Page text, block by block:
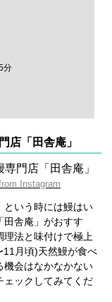
分
店「田舎庵」
Instagram
という時には鰻はい
田舎庵」がおすす
法と味付けで極上
月頃)天然鰻が食べ
機会はなかなかない
ェックしてみてくだ